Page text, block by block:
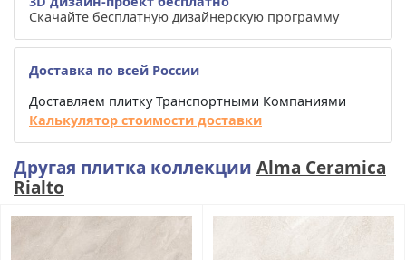
Скачайте бесплатную дизайнерскую программу
Доставка по всей России
Доставляем плитку Транспортными Компаниями
Калькулятор стоимости доставки
Другая плитка коллекции Alma Ceramica
Rialto